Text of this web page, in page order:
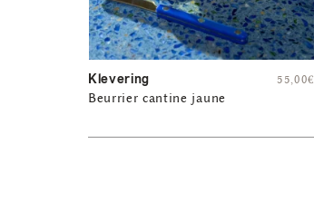
Klevering
Beurrier cantine jaune
55,00€